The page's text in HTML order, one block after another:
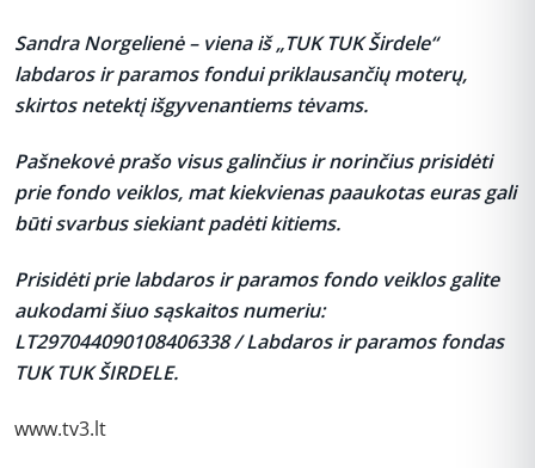
Sandra Norgelienė – viena iš „TUK TUK Širdele“
labdaros ir paramos fondui priklausančių moterų,
skirtos netektį išgyvenantiems tėvams.
Pašnekovė prašo visus galinčius ir norinčius prisidėti
prie fondo veiklos, mat kiekvienas paaukotas euras gali
būti svarbus siekiant padėti kitiems.
Prisidėti prie labdaros ir paramos fondo veiklos galite
aukodami šiuo sąskaitos numeriu:
LT297044090108406338 / Labdaros ir paramos fondas
TUK TUK ŠIRDELE.
www.tv3.lt